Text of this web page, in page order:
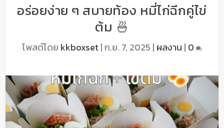
อร่อยง่าย ๆ สบายท้อง หมี่ไก่ฉีกคู่ไข่
ต้ม 🍜
โพสต์โดย kkboxset|ก.ย. 7, 2025 | ผลงาน | 0